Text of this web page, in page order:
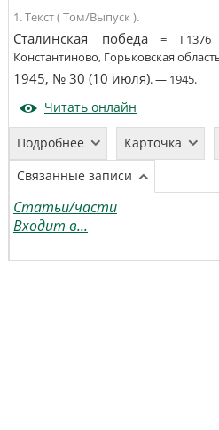
1. Текст ( Том/Выпуск ).
Сталинская победа = Г1376
Константиново, Горьковская
1945, № 30 (10 июля). —1945.
Читать онлайн
Подробнее Карточка
Связанные записи
Статьи/части
Входит в...